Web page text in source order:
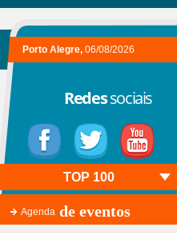
Porto Alegre, 06/08/2026
Redessociais
Agenda de eventos
TOP 100